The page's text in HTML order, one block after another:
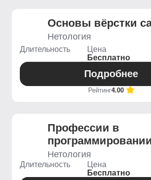
Основы вёрстки
Нетология
Длительность
Цена
Бесплатно
Подробнее
Рейтинг4.00
Профессии в
программировании
Нетология
Длительность
Цена
Бесплатно